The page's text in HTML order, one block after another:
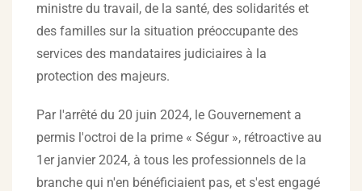
ministre du travail, de la santé, des solidarités et
des familles sur la situation préoccupante des
services des mandataires judiciaires à la
protection des majeurs.
Par l'arrêté du 20 juin 2024, le Gouvernement a
permis l'octroi de la prime « Ségur », rétroactive au
1er janvier 2024, à tous les professionnels de la
branche qui n'en bénéficiaient pas, et s'est engagé